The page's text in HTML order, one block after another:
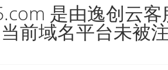
是由逸创云
前域名平台未被